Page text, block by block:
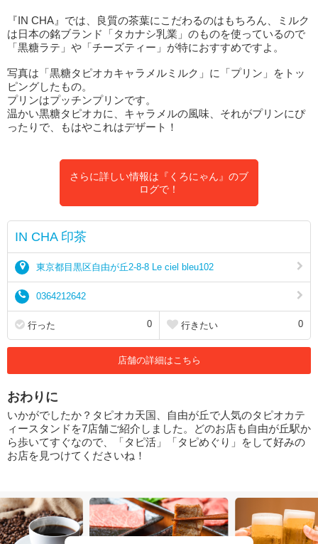
『IN CHA』では、良質の茶葉にこだわるのはもちろん、ミルク
は日本の銘ブランド「タカナシ乳業」のものを使っているので
「黒糖ラテ」や「チーズティー」が特におすすめですよ。
写真は「黒糖タピオカキャラメルミルク」に「プリン」をトッ
ピングしたもの。
プリンはプッチンプリンです。
温かい黒糖タピオカに、キャラメルの風味、それがプリンにぴ
ったりで、もはやこれはデザート！
さらに詳しい情報は『くろにゃん』のブ
ログで！
IN CHA 印茶
東京都目黒区自由が丘2-8-8 Le ciel bleu102
0364212642
行った 0 行きたい 0
店舗の詳細はこちら
おわりに
いかがでしたか？タピオカ天国、自由が丘で人気のタピオカテ
ィースタンドを7店舗ご紹介しました。どのお店も自由が丘駅か
ら歩いてすぐなので、「タピ活」「タピめぐり」をして好みの
お店を見つけてくださいね！